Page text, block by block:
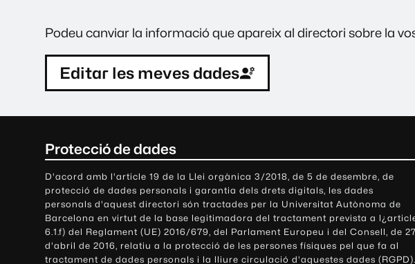
Podeu canviar la informació que apareix al directori sobre la
Editar les meves dades
Protecció de dades
D'acord amb l'article 19 de la Llei orgànica 3/2018, de 5 de desembre, de
protecció de dades personals i garantia dels drets digitals, les dades
personals d'aquest directori són tractades per la Universitat Autònoma de
Barcelona en virtut de la base legitimadora del tractament prevista a
6.1.f) del Reglament (UE) 2016/679, del Parlament Europeu i del Consell, de 27
d'abril de 2016, relatiu a la protecció de les persones físiques pel que fa al
tractament de dades personals i la lliure circulació d'aquestes dades (RGPD).